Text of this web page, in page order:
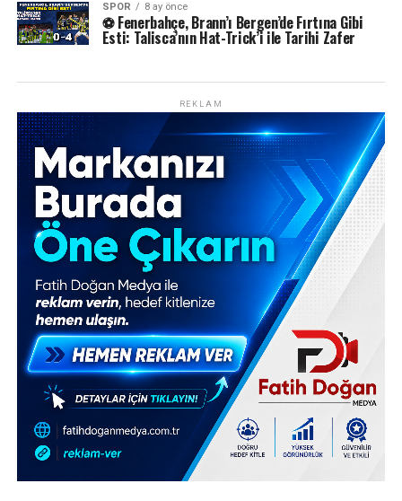
SPOR 8 ay önce
⚽️ Fenerbahçe, Brann’ı Bergen’de Fırtına Gibi
Esti: Talisca’nın Hat-Trick’i ile Tarihi Zafer
REKLAM